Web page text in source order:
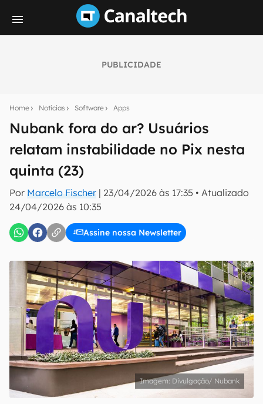
PUBLICIDADE
Home Notícias Software Apps
Nubank fora do ar? Usuários
relatam instabilidade no Pix nesta
quinta (23)
Por Marcelo Fischer | 23/04/2026 às 17:35 • Atualizado
24/04/2026 às 10:35
Assine nossa Newsletter
notícias e reviews sobre tecnologia em primeira
mão.
E-mail
inscreva-se
Confirmo que li, aceito e concordo com os Termos de
Uso e Política de Privacidade do Canaltech.
Divulgação/ Nubank